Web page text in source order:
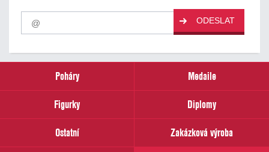
Pro
odběr
našich
email
ODESLAT
Poháry
Medaile
Figurky
Diplomy
Ostatní
Zakázková výroba